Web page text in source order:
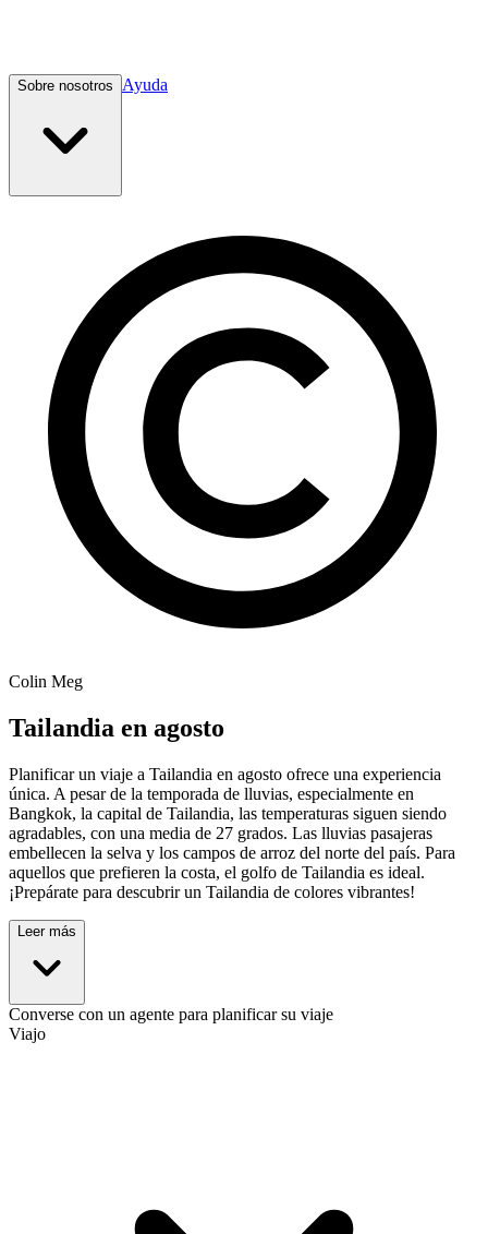
Sobre nosotros Ayuda
Colin Meg
Tailandia en agosto
Planificar un viaje a Tailandia en agosto ofrece una experiencia
única. A pesar de la temporada de lluvias, especialmente en
Bangkok, la capital de Tailandia, las temperaturas siguen siendo
agradables, con una media de 27 grados. Las lluvias pasajeras
embellecen la selva y los campos de arroz del norte del país. Para
aquellos que prefieren la costa, el golfo de Tailandia es ideal.
¡Prepárate para descubrir un Tailandia de colores vibrantes!
Leer más
Converse con un agente para planificar su viaje
Viajo